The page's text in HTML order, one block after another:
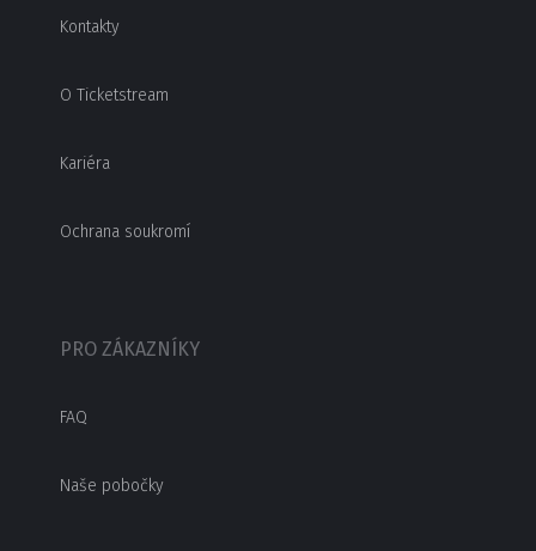
Kontakty
O Ticketstream
Kariéra
Ochrana soukromí
PRO ZÁKAZNÍKY
FAQ
Naše pobočky